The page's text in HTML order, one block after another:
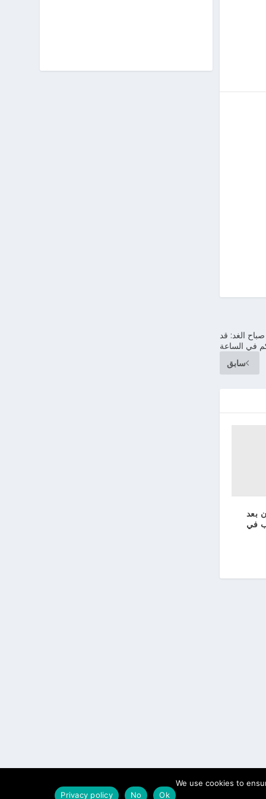
الغد: قد
سابق
بعد
في
We use cookies to
Ok
No
Privacy policy